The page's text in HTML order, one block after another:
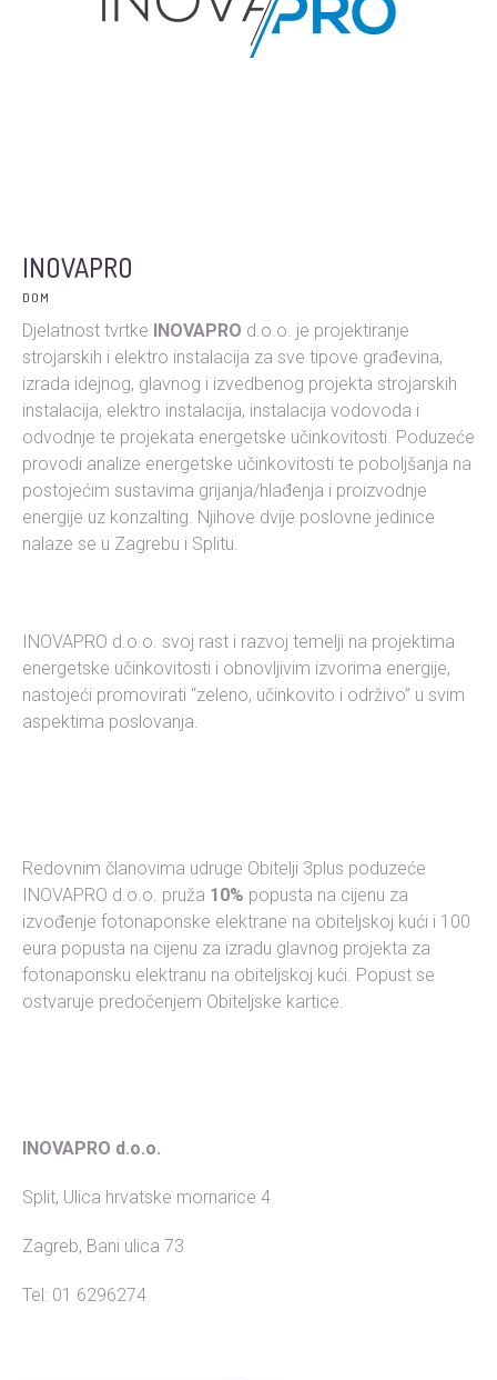
INOVAPRO
DOM
Djelatnost tvrtke INOVAPRO d.o.o. je projektiranje
strojarskih i elektro instalacija za sve tipove građevina,
izrada idejnog, glavnog i izvedbenog projekta strojarskih
instalacija, elektro instalacija, instalacija vodovoda i
odvodnje te projekata energetske učinkovitosti. Poduzeće
provodi analize energetske učinkovitosti te poboljšanja na
postojećim sustavima grijanja/hlađenja i proizvodnje
energije uz konzalting. Njihove dvije poslovne jedinice
nalaze se u Zagrebu i Splitu.
INOVAPRO d.o.o. svoj rast i razvoj temelji na projektima
energetske učinkovitosti i obnovljivim izvorima energije,
nastojeći promovirati “zeleno, učinkovito i održivo” u svim
aspektima poslovanja.
Redovnim članovima udruge Obitelji 3plus poduzeće
INOVAPRO d.o.o. pruža 10% popusta na cijenu za
izvođenje fotonaponske elektrane na obiteljskoj kući i 100
eura popusta na cijenu za izradu glavnog projekta za
fotonaponsku elektranu na obiteljskoj kući. Popust se
ostvaruje predočenjem Obiteljske kartice.
INOVAPRO d.o.o.
Split, Ulica hrvatske mornarice 4
Zagreb, Bani ulica 73
Tel: 01 6296274